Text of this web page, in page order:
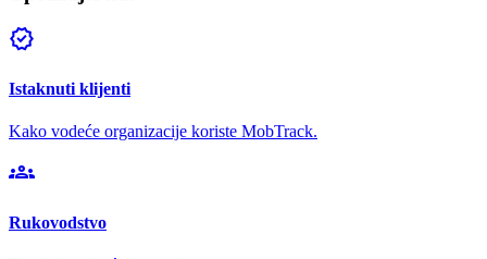
verified
Istaknuti klijenti
Kako vodeće organizacije koriste MobTrack.
groups
Rukovodstvo